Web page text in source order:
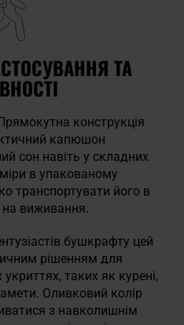
ТА
конструкція
капюшон
сон навіть у складних
в упакованому
транспортувати його в
на виживання.
бушкрафту цей
рішенням для
укриттях, таких як курені,
Оливковий колір
з навколишнім